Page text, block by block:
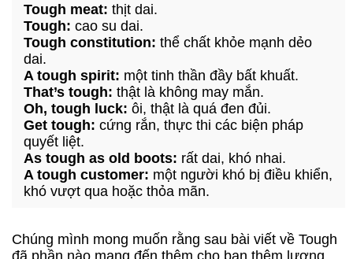
Tough meat: thịt dai.
Tough: cao su dai.
Tough constitution: thể chất khỏe mạnh dẻo
dai.
A tough spirit: một tinh thần đầy bất khuất.
That’s tough: thật là không may mắn.
Oh, tough luck: ôi, thật là quá đen đủi.
Get tough: cứng rắn, thực thi các biện pháp
quyết liệt.
As tough as old boots: rất dai, khó nhai.
A tough customer: một người khó bị điều khiển,
khó vượt qua hoặc thỏa mãn.
Chúng mình mong muốn rằng sau bài viết về Tough
đã phần nào mang đến thêm cho bạn thêm lượng